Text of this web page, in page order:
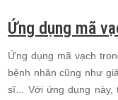
Ứng dụng mã
Ứng dụng mã vạch
bệnh nhân cũng như
sĩ... Với ứng dụng này,